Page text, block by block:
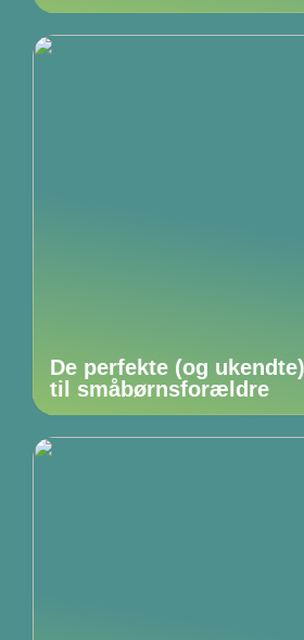
De perfekte (og
til småbørnsforældre